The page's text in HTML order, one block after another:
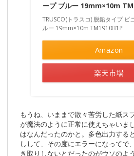
ープ ブルー 19mm×10m
TRUSCO(トラスコ) 脱鉛タイプ ビ
ルー 19mm×10m TM1910B1P
Amazon
楽天市場
もうね、いままで散々苦労した紙ス
が魔法のように正常に使えちゃいま
はなんだったのかと。多色出力する
しして、その度にエラーになってで
き取りしないとだったのがウソのよ